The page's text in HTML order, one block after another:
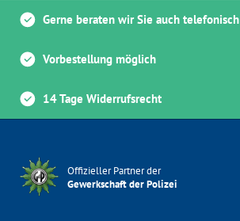
Gerne beraten wir Sie auch telefonisch
Vorbestellung möglich
14 Tage Widerrufsrecht
Offizieller Partner der
Gewerkschaft der Polizei